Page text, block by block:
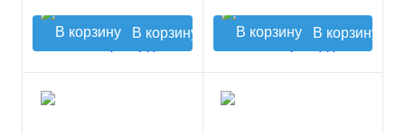
В корзину В корзину